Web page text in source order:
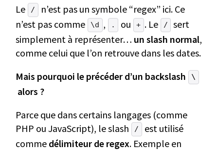
Le /
n’est pas un symbole “regex” ici. Ce
n’est pas comme
\d , . ou + . Le /
sert
simplement à représenter… un slash normal,
comme celui que l’on retrouve dans les dates.
Mais pourquoi le précéder d’un backslash
\
alors ?
Parce que dans certains langages (comme
PHP ou JavaScript), le slash
/
est utilisé
comme délimiteur de regex. Exemple en